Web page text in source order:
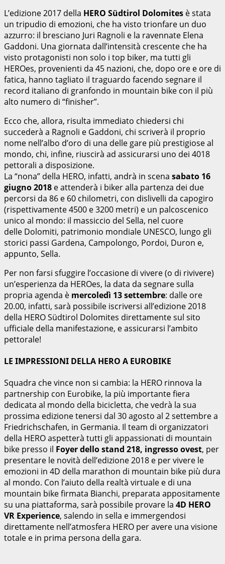
L’edizione 2017 della HERO Südtirol Dolomites è stata
un tripudio di emozioni, che ha visto trionfare un duo
azzurro: il bresciano Juri Ragnoli e la ravennate Elena
Gaddoni. Una giornata dall’intensità crescente che ha
visto protagonisti non solo i top biker, ma tutti gli
HEROes, provenienti da 45 nazioni, che, dopo ore e ore di
fatica, hanno tagliato il traguardo facendo segnare il
record italiano di granfondo in mountain bike con il più
alto numero di “finisher”.
Ecco che, allora, risulta immediato chiedersi chi
succederà a Ragnoli e Gaddoni, chi scriverà il proprio
nome nell’albo d’oro di una delle gare più prestigiose al
mondo, chi, infine, riuscirà ad assicurarsi uno dei 4018
pettorali a disposizione.
La “nona” della HERO, infatti, andrà in scena sabato 16
giugno 2018 e attenderà i biker alla partenza dei due
percorsi da 86 e 60 chilometri, con dislivelli da capogiro
(rispettivamente 4500 e 3200 metri) e un palcoscenico
unico al mondo: il massiccio del Sella, nel cuore
delle Dolomiti, patrimonio mondiale UNESCO, lungo gli
storici passi Gardena, Campolongo, Pordoi, Duron e,
appunto, Sella.
Per non farsi sfuggire l’occasione di vivere (o di rivivere)
un’esperienza da HEROes, la data da segnare sulla
propria agenda è mercoledì 13 settembre: dalle ore
20.00, infatti, sarà possibile iscriversi all’edizione 2018
della HERO Südtirol Dolomites direttamente sul sito
ufficiale della manifestazione, e assicurarsi l’ambito
pettorale!
LE IMPRESSIONI DELLA HERO A EUROBIKE
Squadra che vince non si cambia: la HERO rinnova la
partnership con Eurobike, la più importante fiera
dedicata al mondo della bicicletta, che vedrà la sua
prossima edizione tenersi dal 30 agosto al 2 settembre a
Friedrichschafen, in Germania. Il team di organizzatori
della HERO aspetterà tutti gli appassionati di mountain
bike presso il Foyer dello stand 218, ingresso ovest, per
presentare le novità dell’edizione 2018 e per vivere le
emozioni in 4D della marathon di mountain bike più dura
al mondo. Con l’aiuto della realtà virtuale e di una
mountain bike firmata Bianchi, preparata appositamente
su una piattaforma, sarà possibile provare la 4D HERO
VR Experience, salendo in sella e immergendosi
direttamente nell’atmosfera HERO per avere una visione
totale e in prima persona della gara.